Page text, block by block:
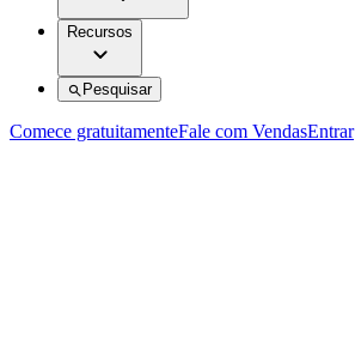
Recursos
Pesquisar
Comece gratuitamenteFale com VendasEntrar